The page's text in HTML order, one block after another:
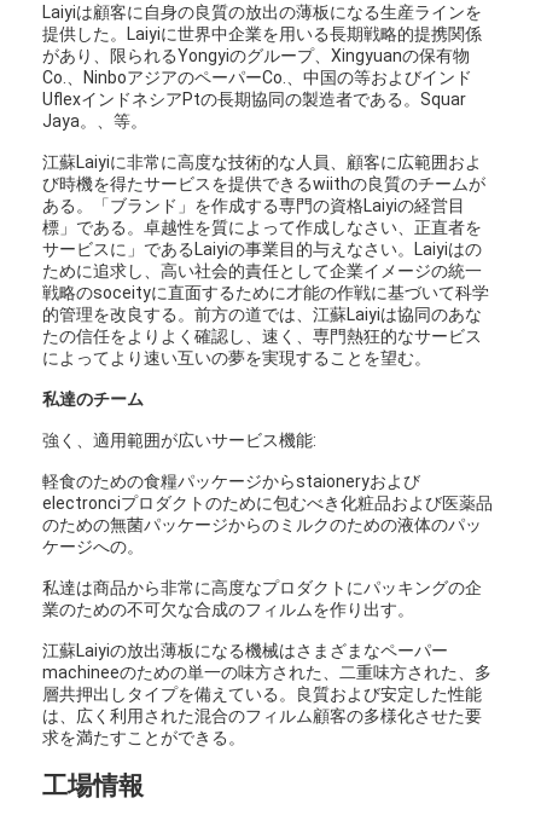
Laiyiは顧客に自身の良質の放出の薄板になる生産ラインを
提供した。Laiyiに世界中企業を用いる長期戦略的提携関係
があり、限られるYongyiのグループ、Xingyuanの保有物
Co.、NinboアジアのペーパーCo.、中国の等およびインド
UflexインドネシアPtの長期協同の製造者である。Squar
Jaya。、等。
江蘇Laiyiに非常に高度な技術的な人員、顧客に広範囲およ
び時機を得たサービスを提供できるwiithの良質のチームが
ある。「ブランド」を作成する専門の資格Laiyiの経営目
標」である。卓越性を質によって作成しなさい、正直者を
サービスに」であるLaiyiの事業目的与えなさい。Laiyiはの
ために追求し、高い社会的責任として企業イメージの統一
戦略のsoceityに直面するために才能の作戦に基づいて科学
的管理を改良する。前方の道では、江蘇Laiyiは協同のあな
たの信任をよりよく確認し、速く、専門熱狂的なサービス
によってより速い互いの夢を実現することを望む。
私達のチーム
強く、適用範囲が広いサービス機能:
軽食のための食糧パッケージからstaioneryおよび
electronciプロダクトのために包むべき化粧品および医薬品
のための無菌パッケージからのミルクのための液体のパッ
ケージへの。
私達は商品から非常に高度なプロダクトにパッキングの企
業のための不可欠な合成のフィルムを作り出す。
江蘇Laiyiの放出薄板になる機械はさまざまなペーパー
machineeのための単一の味方された、二重味方された、多
層共押出しタイプを備えている。良質および安定した性能
は、広く利用された混合のフィルム顧客の多様化させた要
求を満たすことができる。
工場情報